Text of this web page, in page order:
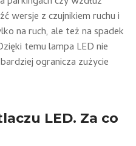
wersje z czujnikiem ruchu i
na ruch, ale też na spadek
temu lampa LED nie
ogranicza zużycie
LED. Za co